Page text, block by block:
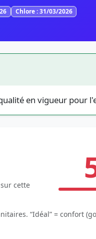
Chlore : 31/03/2026
en vigueur pour
cette
“Idéal” = confort